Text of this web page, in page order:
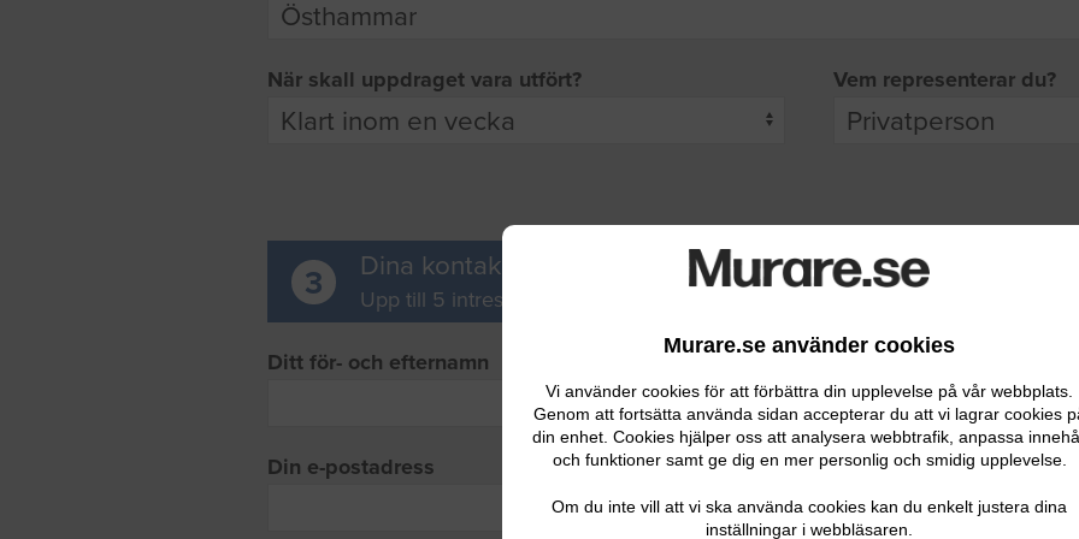
Murare.se använder cookies
Vi använder cookies för att förbättra din upplevelse på vår webbplats.
Genom att fortsätta använda sidan accepterar du att vi lagrar cookies
din enhet. Cookies hjälper oss att analysera webbtrafik, anpassa
och funktioner samt ge dig en mer personlig och smidig upplevelse.
Om du inte vill att vi ska använda cookies kan du enkelt justera dina
inställningar i webbläsaren.
När skall uppdraget vara utfört? Vem representerar du?
3 Dina kontaktuppgifter
Upp till 5 intresserade leverantörer får möjlighet att ta kontakt med dig.
Ditt för- och efternamn
Din e-postadress Ditt telefonnummer